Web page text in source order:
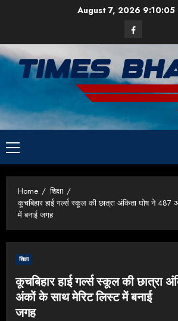
August 7, 2026 9:10:06
Facebook
Primary
Menu
Home
शिक्षा
कूचबिहार हाई गर्ल्स स्कूल की छात्रा अंकिता घोष ने
में बनाई जगह
शिक्षा
कूचबिहार हाई गर्ल्स स्कूल की छात्रा
अंकों के साथ मेरिट लिस्ट में बनाई
जगह